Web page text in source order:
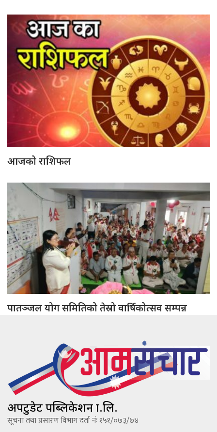
आजको राशिफल
पातञ्जल योग समितिको तेस्रो वार्षिकोत्सव सम्पन्न
अपटुडेट पब्लिकेशन प्रा.लि.
सूचना तथा प्रसारण विभाग दर्ता नंः १५१/०७३/७४